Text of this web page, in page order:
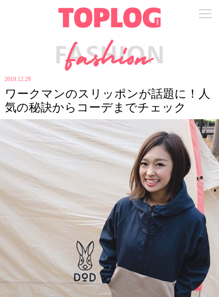
2019.12.29
ワークマンのスリッポンが話題に！人
気の秘訣からコーデまでチェック